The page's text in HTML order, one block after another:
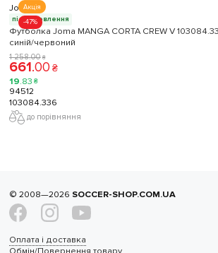
Акція
-47%
Joma
під замовлення
Футболка Joma MANGA CORTA CREW V
синій/червоний
1 258.00 ₴
661.00 ₴
19.83 ₴
94512
103084.336
до порівняння
© 2008—2026 SOCCER-SHOP.COM.UA
Оплата і доставка